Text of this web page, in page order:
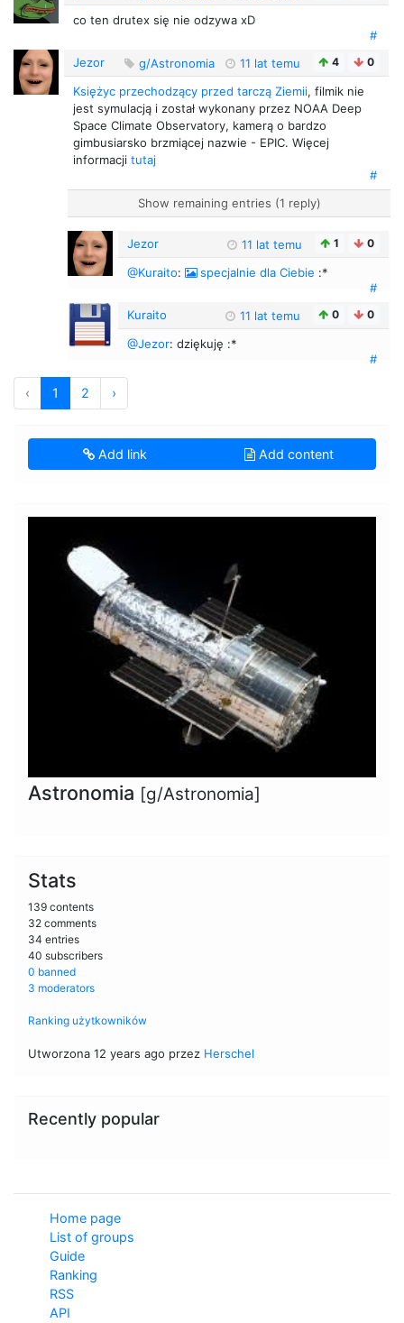
co ten drutex się nie odzywa xD
#
Jezor
g/Astronomia 11 lat temu 4 0
Księżyc przechodzący przed tarczą Ziemii, filmik nie
jest symulacją i został wykonany przez NOAA Deep
Space Climate Observatory, kamerą o bardzo
gimbusiarsko brzmiącej nazwie - EPIC. Więcej
informacji tutaj
#
Show remaining entries (1 reply)
Jezor 11 lat temu 1 0
@Kuraito: specjalnie dla Ciebie :*
#
Kuraito
11 lat temu 0 0
@Jezor: dziękuję :*
#
‹ 1 2 ›
Add link Add content
Astronomia [g/Astronomia]
Stats
139 contents
32 comments
34 entries
40 subscribers
0 banned
3 moderators
Ranking użytkowników
Utworzona 12 years ago przez Herschel
Recently popular
Home page
List of groups
Guide
Ranking
RSS
API